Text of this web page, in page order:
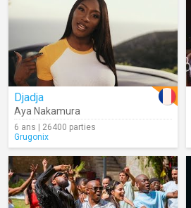
Djadja
Aya Nakamura
6 ans | 26400 parties
Grugonix